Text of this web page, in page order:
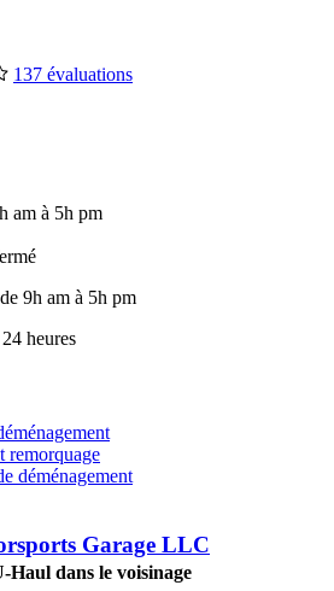
137 évaluations
am à 5h pm
9h am à 5h pm
heures
remorquage
déménagement
Garage LLC
Haul dans le voisinage